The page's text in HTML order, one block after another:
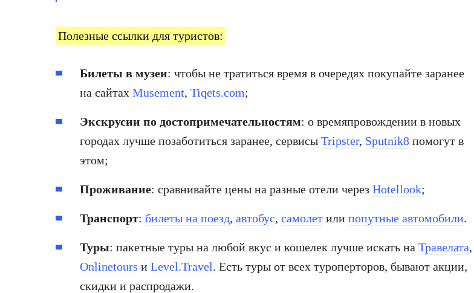
Полезные ссылки для туристов:
Билеты в музеи: чтобы не тратиться время в очередях покупайте заранее
на сайтах Musement, Tiqets.com;
Экскрусии по достопримечательностям: о времяпровождении в новых
городах лучше позаботиться заранее, сервисы Tripster, Sputnik8 помогут в
этом;
Проживание: сравнивайте цены на разные отели через Hotellook;
Транспорт: билеты на поезд, автобус, самолет или попутные автомобили.
Туры: пакетные туры на любой вкус и кошелек лучше искать на Травелата,
Onlinetours и Level.Travel. Есть туры от всех туроперторов, бывают акции,
скидки и распродажи.